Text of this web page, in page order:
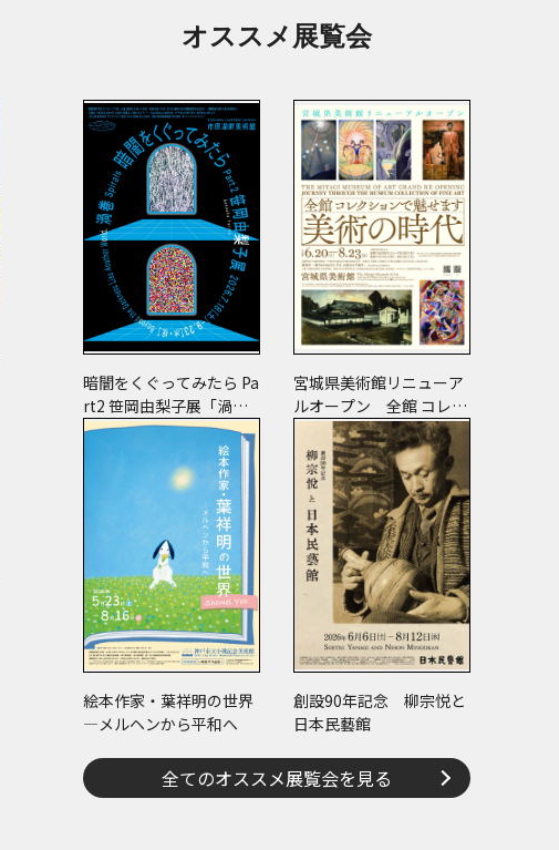
オススメ展覧会
暗闇をくぐってみたら Pa
rt2 笹岡由梨子展「渦
巻」
宮城県美術館リニューア
ルオープン 全館 コレク
ションで魅せます 美術
の時代
絵本作家・葉祥明の世界
―メルヘンから平和へ
創設90年記念 柳宗悦と
日本民藝館
全てのオススメ展覧会を見る